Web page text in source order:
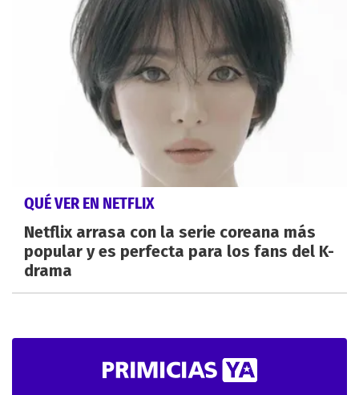
QUÉ VER EN NETFLIX
Netflix arrasa con la serie coreana más
popular y es perfecta para los fans del K-
drama